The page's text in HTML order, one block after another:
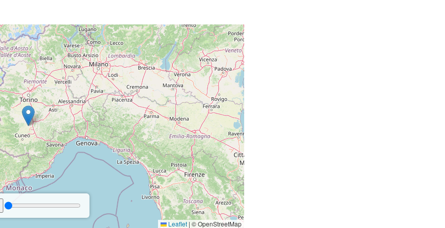
3 km/h - SO
Bava di vento
62% 1021 hPa
4 km/h - O
Bava di vento
54% 1021 hPa
3 km/h - E
Bava di vento
31% 1020 hPa
7 km/h - N
Brezza leggera
35% 1018 hPa
06:31 20:36 Durata del giorno: 14:05
Precipitazioni Vento Umidità Pressione
3 km/h - O
Bava di vento
54% 1019 hPa
10 km/h - NO
Brezza leggera
59% 1020 hPa
6 km/h - NE
Bava di vento
29% 56% 1015 hPa
8 km/h - O
Brezza leggera
28% 68% 1016 hPa
0.2 mm
9 km/h - O
Brezza leggera
32% 68% 1015 hPa
8 km/h - SO
Brezza leggera
30% 22% 1015 hPa
4 km/h - S
Bava di vento
30% 24% 1014 hPa
6 km/h - NO
Bava di vento
40% 50% 1014 hPa
Bava di vento
47% 18% 1015 hPa
3 km/h - N
Bava di vento
6% 1015 hPa